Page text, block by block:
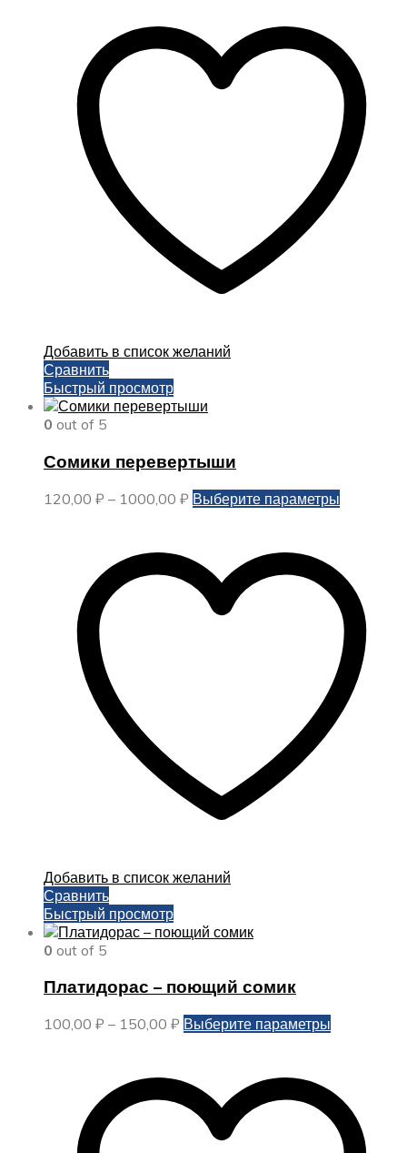
несколько
вариаций.
Опции
Добавить в список желаний
Сравнить
Быстрый просмотр
0 out of 5
Сомики перевертыши
120,00 ₽ – 1000,00 ₽ Диапазон
1000,00 ₽
Выберите параметры
вариаций.
Опции
можно
выбрать
на
странице
товара.
Добавить в список желаний
Сравнить
Быстрый просмотр
0 out of 5
Платидорас – поющий сомик
100,00 ₽ – 150,00 ₽ Диапазон
–
150,00 ₽
Выберите параметры
вариаций.
Опции
можно